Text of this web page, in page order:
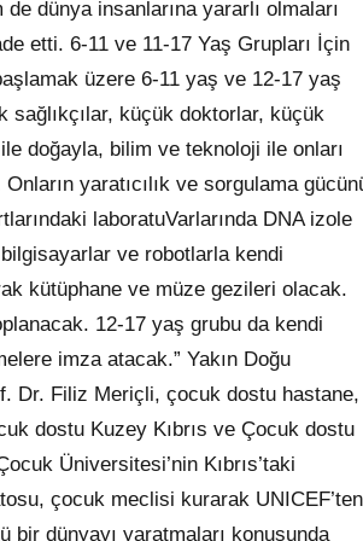
dünya insanlarına yararlı olmaları
etti. 6-11 ve 11-17 Yaş Grupları İçin
üzere 6-11 yaş ve 12-17 yaş
sağlıkçılar, küçük doktorlar, küçük
doğayla, bilim ve teknoloji ile onları
yaratıcılık ve sorgulama
laboratuVarlarında DNA izole
ve robotlarla kendi
kütüphane ve müze gezileri olacak.
12-17 yaş grubu da kendi
imza atacak.” Yakın Doğu
Dr. Filiz Meriçli, çocuk dostu hastane,
dostu Kuzey Kıbrıs ve Çocuk dostu
Üniversitesi’nin Kıbrıs’taki
çocuk meclisi kurarak UNICEF’ten
bir dünyayı yaratmaları konusunda